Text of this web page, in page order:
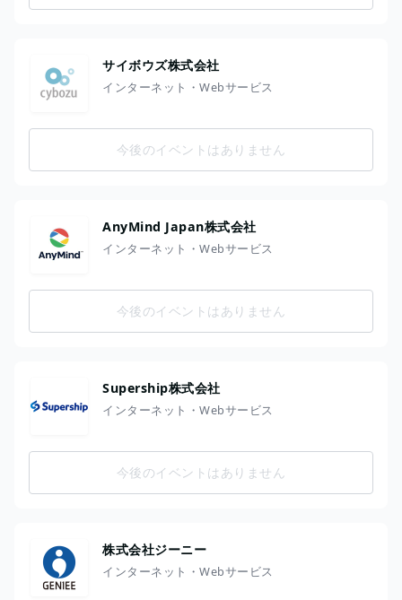
サイボウズ株式会社
インターネット・Webサービス
今後のイベントはありません
AnyMind Japan株式会社
インターネット・Webサービス
今後のイベントはありません
Supership株式会社
インターネット・Webサービス
今後のイベントはありません
株式会社ジーニー
インターネット・Webサービス